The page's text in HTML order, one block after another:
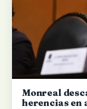
Monreal
herencias en